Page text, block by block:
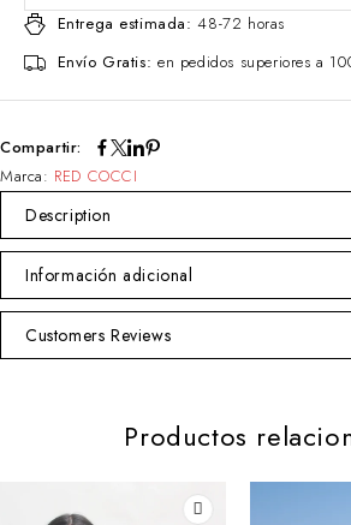
Entrega estimada: 48-72 horas
Envío Gratis: en pedidos superiores a
Compartir:
Marca: RED COCCI
Description
Información adicional
Customers Reviews
Productos